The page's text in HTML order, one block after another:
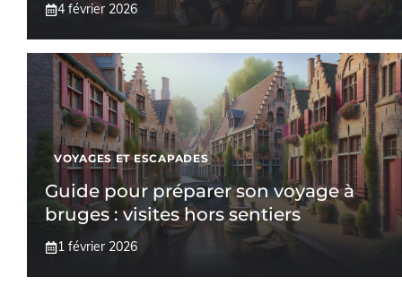
4 février 2026
VOYAGES ET ESCAPADES
Guide pour préparer son voyage à
bruges : visites hors sentiers
1 février 2026